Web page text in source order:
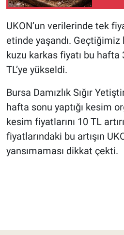
zam
UKON’un verilerinde tek
etinde yaşandı.
kuzu karkas fiyatı bu hafta
TL’ye yükseldi.
Bursa Damızlık Sığır
hafta sonu yaptığı kesim
kesim fiyatlarını 10 TL
fiyatlarındaki bu artışın
yansımaması dikkat çekti.